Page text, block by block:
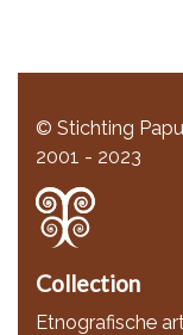
© Stichting
2001 - 2023
Collection
Etnografische